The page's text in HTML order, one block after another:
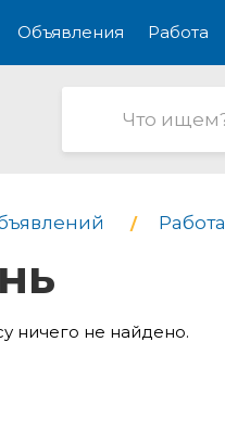
Объявления Работа
Работа
ничего не найдено.